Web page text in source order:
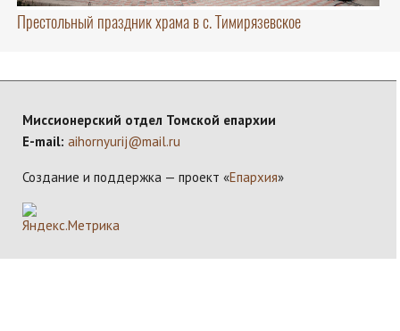
Престольный праздник храма в с. Тимирязевское
Миссионерский отдел Томской епархии
E-mail: aihornyurij@mail.ru
Создание и поддержка — проект «Епархия»